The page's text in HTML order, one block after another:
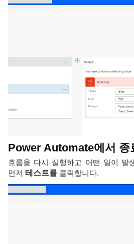
Power Automate에서 종
흐름을 다시 실행하고 어떤 일이 발
먼저 테스트를 클릭합니다.